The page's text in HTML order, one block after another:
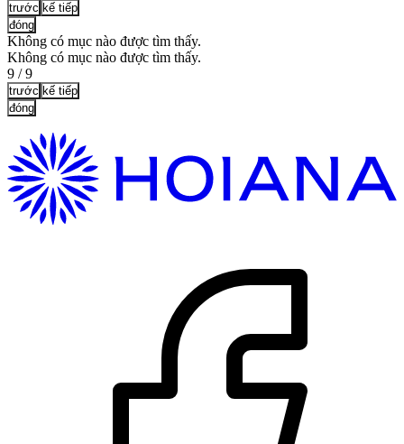
trước kế tiếp
đóng
Không có mục nào được tìm thấy.
Không có mục nào được tìm thấy.
9 /9
trước kế tiếp
đóng